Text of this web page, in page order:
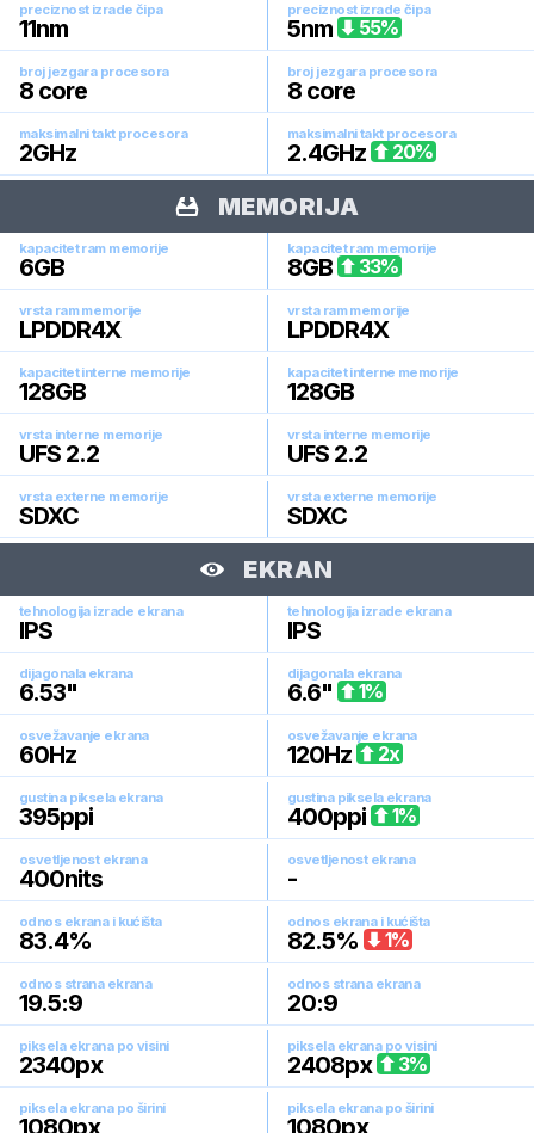
preciznost izrade čipa
11nm
preciznost izrade čipa
5nm 55%
broj jezgara procesora
8 core
broj jezgara procesora
8 core
maksimalni takt procesora
2GHz
maksimalni takt procesora
2.4GHz 20%
MEMORIJA
kapacitet ram memorije
6GB
kapacitet ram memorije
8GB 33%
vrsta ram memorije
LPDDR4X
vrsta ram memorije
LPDDR4X
kapacitet interne memorije
128GB
kapacitet interne memorije
128GB
vrsta interne memorije
UFS 2.2
vrsta interne memorije
UFS 2.2
vrsta externe memorije
SDXC
vrsta externe memorije
SDXC
EKRAN
tehnologija izrade ekrana
IPS
tehnologija izrade ekrana
IPS
dijagonala ekrana
6.53"
dijagonala ekrana
6.6" 1%
osvežavanje ekrana
60Hz
osvežavanje ekrana
120Hz 2x
gustina piksela ekrana
395ppi
gustina piksela ekrana
400ppi 1%
osvetljenost ekrana
400nits
osvetljenost ekrana
-
odnos ekrana i kućišta
83.4%
odnos ekrana i kućišta
82.5% 1%
odnos strana ekrana
19.5:9
odnos strana ekrana
20:9
piksela ekrana po visini
2340px
piksela ekrana po visini
2408px 3%
piksela ekrana po širini
1080px
piksela ekrana po širini
1080px